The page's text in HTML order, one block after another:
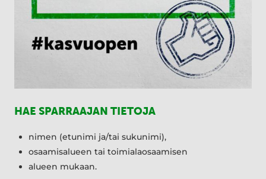
HAE SPARRAAJAN TIETOJA
nimen (etunimi ja/tai sukunimi),
osaamisalueen tai toimialaosaamisen
alueen mukaan.